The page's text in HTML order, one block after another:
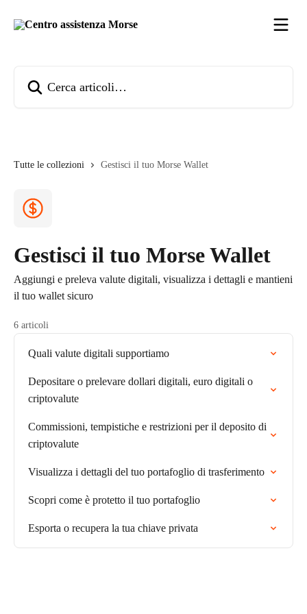
Tutte le collezioni Gestisci il tuo Morse Wallet
Gestisci il tuo Morse Wallet
Aggiungi e preleva valute digitali, visualizza i dettagli e mantieni
il tuo wallet sicuro
6 articoli
Quali valute digitali supportiamo
Depositare o prelevare dollari digitali, euro digitali o
criptovalute
Commissioni, tempistiche e restrizioni per il deposito di
criptovalute
Visualizza i dettagli del tuo portafoglio di trasferimento
Scopri come è protetto il tuo portafoglio
Esporta o recupera la tua chiave privata